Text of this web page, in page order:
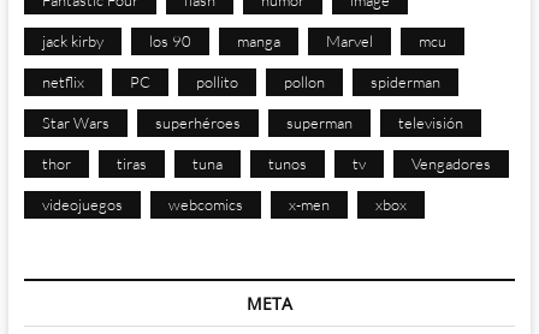
jack kirby los 90 manga Marvel mcu
netflix PC pollito pollon spiderman
Star Wars superhéroes superman televisión
thor tiras tuna tunos tv Vengadores
videojuegos webcomics x-men xbox
META